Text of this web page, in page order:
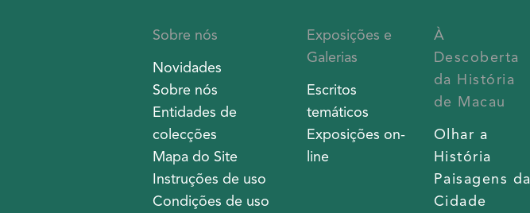
Sobre nós
Novidades
Sobre nós
Entidades de
colecções
Mapa do Site
Instruções de uso
Condições de uso
Exposições e
Galerias
Escritos
temáticos
Exposições on-
line
À
Descoberta
da História
de Macau
Olhar a
História
Paisagens da
Cidade